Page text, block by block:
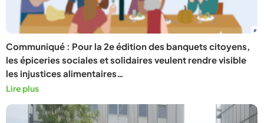
Communiqué : Pour la 2e édition des banquets citoyens,
les épiceries sociales et solidaires veulent rendre visible
les injustices alimentaires…
Lire plus